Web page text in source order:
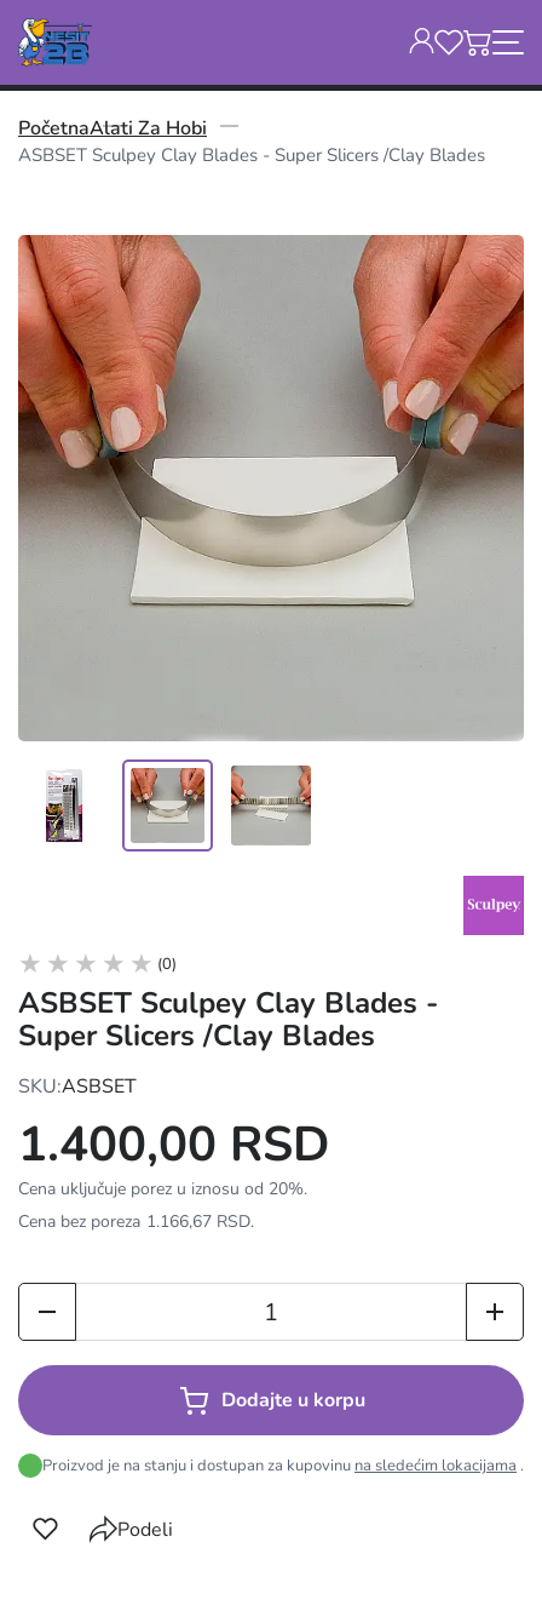
PočetnaAlati Za Hobi
ASBSET Sculpey Clay Blades - Super Slicers /Clay Blades
(0)
ASBSET Sculpey Clay Blades -
Super Slicers /Clay Blades
SKU:ASBSET
1.400,00 RSD
Cena uključuje porez u iznosu od 20%.
Cena bez poreza 1.166,67 RSD.
Dodajte u korpu
Proizvod je na stanju i dostupan za kupovinu na sledećim lokacijama .
Podeli